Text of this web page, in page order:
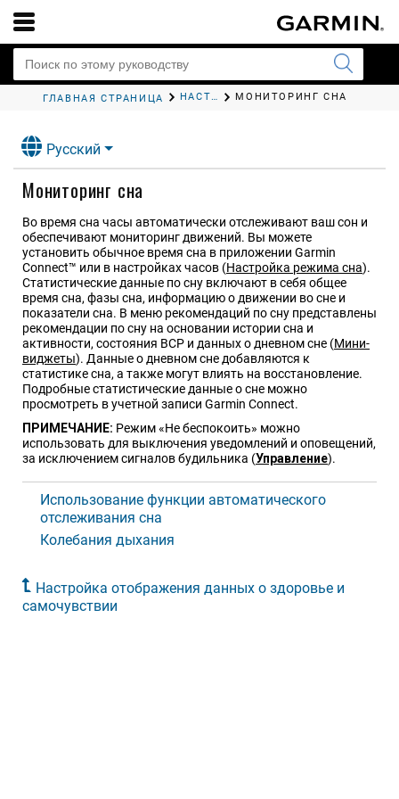
ГЛАВНАЯ СТРАНИЦА НАСТРОЙКА ОТОБРАЖЕНИЯ ДАННЫХ О ЗДОРОВЬЕ И САМОЧУВСТВИИ МОНИТОРИНГ СНА
Русский
Мониторинг сна
Во время сна часы автоматически отслеживают ваш сон и
обеспечивают мониторинг движений. Вы можете
установить обычное время сна в приложении Garmin
Connect™ или в настройках часов (Настройка режима сна).
Статистические данные по сну включают в себя общее
время сна, фазы сна, информацию о движении во сне и
показатели сна. В меню рекомендаций по сну представлены
рекомендации по сну на основании истории сна и
активности, состояния ВСР и данных о дневном сне (Мини-
виджеты). Данные о дневном сне добавляются к
статистике сна, а также могут влиять на восстановление.
Подробные статистические данные о сне можно
просмотреть в учетной записи Garmin Connect.
ПРИМЕЧАНИЕ: Режим «Не беспокоить» можно
использовать для выключения уведомлений и оповещений,
за исключением сигналов будильника (Управление).
Использование функции автоматического
отслеживания сна
Колебания дыхания
Настройка отображения данных о здоровье и
самочувствии